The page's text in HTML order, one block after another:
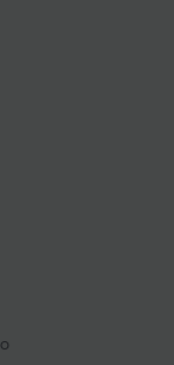
y secundaria